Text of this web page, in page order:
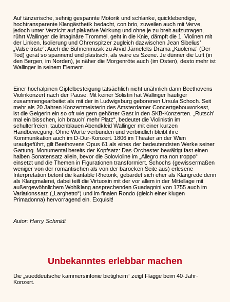
Auf tänzerische, sehnig gespannte Motorik und schlanke, quicklebendige,
hochtransparente Klangästhetik bedacht, con brio, zuweilen auch mit Verve,
jedoch unter Verzicht auf plakative Wirkung und ohne je zu breit aufzutragen,
rührt Wallinger die imaginäre Trommel, geht in die Knie, dämpft die 1. Violinen mit
der Linken. Isolierung und Ohrenspitzer zugleich dazwischen Jean Sibelius’
„Valse triste“: Auch die Bühnenmusik zu Arvid Järnefelts Drama „Kuolema“ (Der
Tod) gerät so spannend und plastisch, als wäre es Szene. Je dünner die Luft (in
den Bergen, im Norden), je näher die Morgenröte auch (im Osten), desto mehr ist
Wallinger in seinem Element.
Einer hochalpinen Gipfelbesteigung tatsächlich nicht unähnlich dann Beethovens
Violinkonzert nach der Pause. Mit keiner Solistin hat Wallinger häufiger
zusammengearbeitet als mit der in Ludwigsburg geborenen Ursula Schoch. Seit
mehr als 20 Jahren Konzertmeisterin des Amsterdamer Concertgebouworkest,
ist die Geigerin ein so oft wie gern gehörter Gast in den SKB-Konzerten. „Rutsch’
mal ein bisschen, ich brauch’ mehr Platz“, bedeutet die Violinistin im
schulterfreien, taubenblauen Abendkleid Wallinger mit einer kurzen
Handbewegung. Ohne Worte verbunden und verbindlich bleibt ihre
Kommunikation auch im D-Dur-Konzert. 1806 im Theater an der Wien
uraufgeführt, gilt Beethovens Opus 61 als eines der bedeutendsten Werke seiner
Gattung. Monumental bereits der Kopfsatz: Das Orchester bewältigt fast einen
halben Sonatensatz allein, bevor die Solovioline im „Allegro ma non troppo“
einsetzt und die Themen in Figurationen transformiert. Schochs (gewissermaßen
weniger von der romantischen als von der barocken Seite aus) erlesene
Interpretation betont die kantable Rhetorik, gebärdet sich eher als Klangrede denn
als Klangmalerei, dabei teilt die Virtuosin mit der vor allem in der Mittellage mit
außergewöhnlichem Wohlklang ansprechenden Guadagnini von 1755 auch im
Variationssatz („Larghetto“) und im finalen Rondo (gleich einer klugen
Primadonna) hervorragend ein. Exquisit!
Autor: Harry Schmidt
Unbekanntes erlebbar machen
Die „sueddeutsche kammersinfonie bietigheim“ zeigt Flagge beim 40-Jahr-
Konzert.